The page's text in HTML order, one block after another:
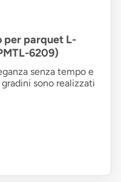
per parquet L-
6209)
senza tempo e
sono realizzati